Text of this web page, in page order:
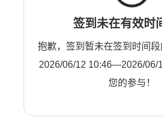
签到未在有效时
抱歉，签到暂未在签到时间
2026/06/12 10:46—2026/06/
您的参与！